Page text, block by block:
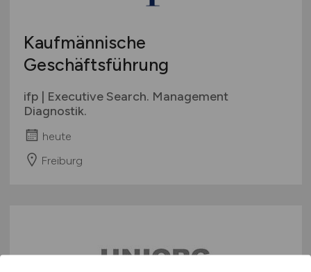
Kaufmännische
Geschäftsführung
ifp | Executive Search. Management
Diagnostik.
heute
Freiburg